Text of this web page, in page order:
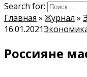
Search for:
Главная » Журнал »
16.01.2021
Россияне